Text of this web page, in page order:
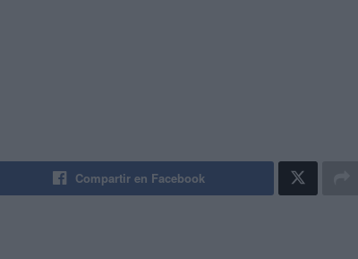
Compartir en Facebook